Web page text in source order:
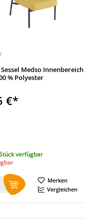
Medso Innenbereich
% Polyester
€*
verfügbar
Merken
Vergleichen